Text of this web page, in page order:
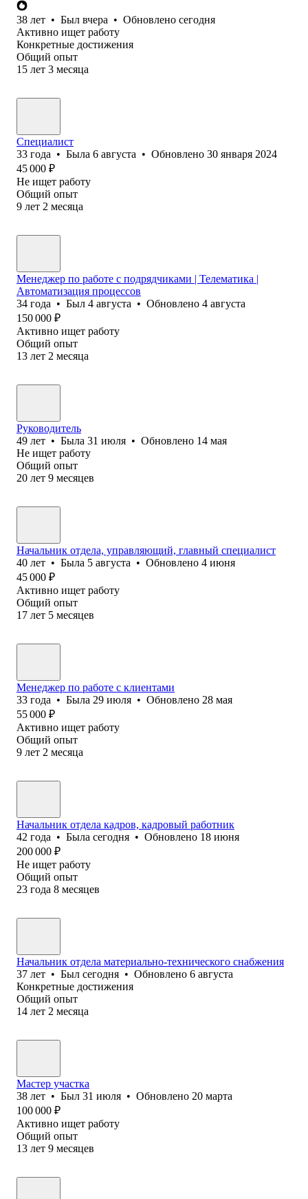
38 лет • Был вчера • Обновлено сегодня
Активно ищет работу
Конкретные достижения
Общий опыт
15 лет 3 месяца
Специалист
33 года • Была 6 августа • Обновлено 30 января 2024
45 000 ₽
Не ищет работу
Общий опыт
9 лет 2 месяца
Менеджер по работе с подрядчиками | Телематика |
Автоматизация процессов
34 года • Был 4 августа • Обновлено 4 августа
150 000 ₽
Активно ищет работу
Общий опыт
13 лет 2 месяца
Руководитель
49 лет • Была 31 июля • Обновлено 14 мая
Не ищет работу
Общий опыт
20 лет 9 месяцев
Начальник отдела, управляющий, главный специалист
40 лет • Была 5 августа • Обновлено 4 июня
45 000 ₽
Активно ищет работу
Общий опыт
17 лет 5 месяцев
Менеджер по работе с клиентами
33 года • Была 29 июля • Обновлено 28 мая
55 000 ₽
Активно ищет работу
Общий опыт
9 лет 2 месяца
Начальник отдела кадров, кадровый работник
42 года • Была сегодня • Обновлено 18 июня
200 000 ₽
Не ищет работу
Общий опыт
23 года 8 месяцев
Начальник отдела материально-технического снабжения
37 лет • Был сегодня • Обновлено 6 августа
Конкретные достижения
Общий опыт
14 лет 2 месяца
Мастер участка
38 лет • Был 31 июля • Обновлено 20 марта
100 000 ₽
Активно ищет работу
Общий опыт
13 лет 9 месяцев